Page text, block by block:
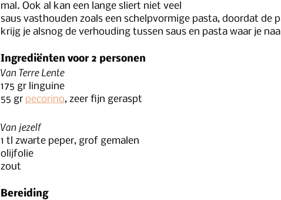
mal. Ook al kan een lange sliert niet veel
saus vasthouden zoals een schelpvormige pasta, doordat de
krijg je alsnog de verhouding tussen saus en pasta waar je
Ingrediënten voor 2 personen
Van Terre Lente
175 gr linguine
55 gr pecorino, zeer fijn geraspt
Van jezelf
1 tl zwarte peper, grof gemalen
olijfolie
zout
Bereiding